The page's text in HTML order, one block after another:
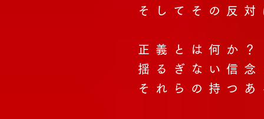
そしてその反
正義とは何か？
揺るぎない信
それらの持つ